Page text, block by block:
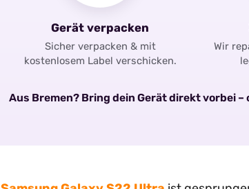
Gerät verpacken
Sicher verpacken & mit
kostenlosem Label verschicken.
Wir
Aus Bremen? Bring dein Gerät direkt vorbei